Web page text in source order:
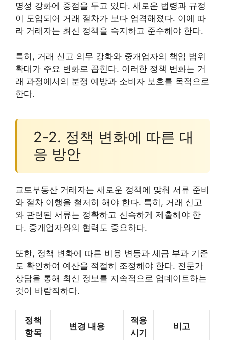
명성 강화에 중점을 두고 있다. 새로운 법령과 규정
이 도입되어 거래 절차가 보다 엄격해졌다. 이에 따
라 거래자는 최신 정책을 숙지하고 준수해야 한다.
특히, 거래 신고 의무 강화와 중개업자의 책임 범위
확대가 주요 변화로 꼽힌다. 이러한 정책 변화는 거
래 과정에서의 분쟁 예방과 소비자 보호를 목적으로
한다.
2-2. 정책 변화에 따른 대
응 방안
교토부동산 거래자는 새로운 정책에 맞춰 서류 준비
와 절차 이행을 철저히 해야 한다. 특히, 거래 신고
와 관련된 서류는 정확하고 신속하게 제출해야 한
다. 중개업자와의 협력도 중요하다.
또한, 정책 변화에 따른 비용 변동과 세금 부과 기준
도 확인하여 예산을 적절히 조정해야 한다. 전문가
상담을 통해 최신 정보를 지속적으로 업데이트하는
것이 바람직하다.
정책
항목
변경 내용
적용
시기
비고